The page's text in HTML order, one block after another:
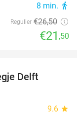
8 min. directions_walk
Regulier €26,50
€21 ,50
Delft
9.6 star